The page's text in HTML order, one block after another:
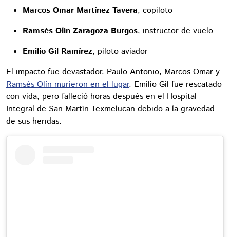
Marcos Omar Martínez Tavera, copiloto
Ramsés Olín Zaragoza Burgos, instructor de vuelo
Emilio Gil Ramírez, piloto aviador
El impacto fue devastador. Paulo Antonio, Marcos Omar y
Ramsés Olín murieron en el lugar. Emilio Gil fue rescatado
con vida, pero falleció horas después en el Hospital
Integral de San Martín Texmelucan debido a la gravedad
de sus heridas.